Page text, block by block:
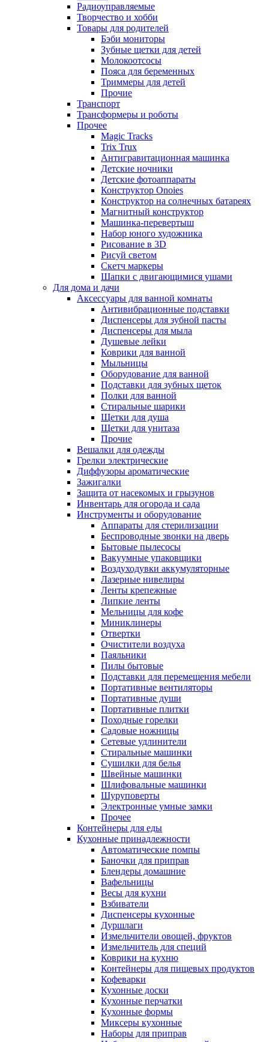
Радиоуправляемые
Творчество и хобби
Товары для родителей
Бэби мониторы
Зубные щетки для детей
Молокоотсосы
Пояса для беременных
Триммеры для детей
Прочие
Транспорт
Трансформеры и роботы
Прочее
Magic Tracks
Trix Trux
Антигравитационная машинка
Детские ночники
Детские фотоаппараты
Конструктор Onoies
Конструктор на солнечных батареях
Магнитный конструктор
Машинка-перевертыш
Набор юного художника
Рисование в 3D
Рисуй светом
Скетч маркеры
Шапки с двигающимися ушами
Для дома и дачи
Аксессуары для ванной комнаты
Антивибрационные подставки
Диспенсеры для зубной пасты
Диспенсеры для мыла
Душевые лейки
Коврики для ванной
Мыльницы
Оборудование для ванной
Подставки для зубных щеток
Полки для ванной
Стиральные шарики
Щетки для душа
Щетки для унитаза
Прочие
Вешалки для одежды
Грелки электрические
Диффузоры ароматические
Зажигалки
Защита от насекомых и грызунов
Инвентарь для огорода и сада
Инструменты и оборудование
Аппараты для стерилизации
Беспроводные звонки на дверь
Бытовые пылесосы
Вакуумные упаковщики
Воздуходувки аккумуляторные
Лазерные нивелиры
Ленты крепежные
Липкие ленты
Мельницы для кофе
Миниклинеры
Отвертки
Очистители воздуха
Паяльники
Пилы бытовые
Подставки для перемещения мебели
Портативные вентиляторы
Портативные души
Портативные плитки
Походные горелки
Садовые ножницы
Сетевые удлинители
Стиральные машинки
Сушилки для белья
Швейные машинки
Шлифовальные машинки
Шуруповерты
Электронные умные замки
Прочее
Контейнеры для еды
Кухонные принадлежности
Автоматические помпы
Баночки для приправ
Блендеры домашние
Вафельницы
Весы для кухни
Взбиватели
Диспенсеры кухонные
Дуршлаги
Измельчители овощей, фруктов
Измельчитель для специй
Коврики на кухню
Контейнеры для пищевых продуктов
Кофеварки
Кухонные доски
Кухонные перчатки
Кухонные формы
Миксеры кухонные
Наборы для приправ